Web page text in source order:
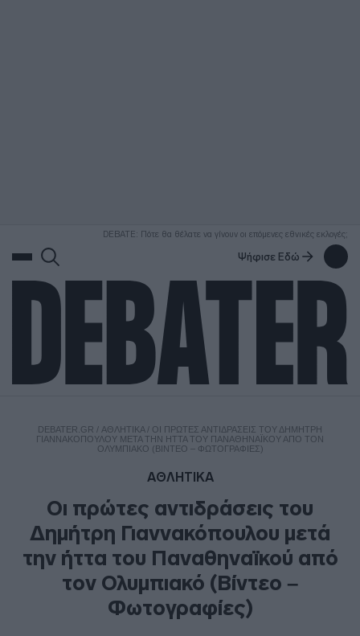
DEBATE: Πότε θα θέλατε να γίνουν οι επόμενες εθνικές εκλογές;
Ψήφισε Εδώ
DEBATER.GR / ΑΘΛΗΤΙΚΑ/ ΟΙ ΠΡΏΤΕΣ ΑΝΤΙΔΡΆΣΕΙΣ ΤΟΥ ΔΗΜΉΤΡΗ
ΓΙΑΝΝΑΚΌΠΟΥΛΟΥ ΜΕΤΆ ΤΗΝ ΉΤΤΑ ΤΟΥ ΠΑΝΑΘΗΝΑΪΚΟΎ ΑΠΌ ΤΟΝ
ΟΛΥΜΠΙΑΚΌ (ΒΊΝΤΕΟ – ΦΩΤΟΓΡΑΦΊΕΣ)
ΑΘΛΗΤΙΚΑ
Οι πρώτες αντιδράσεις του
Δημήτρη Γιαννακόπουλου μετά
την ήττα του Παναθηναϊκού από
τον Ολυμπιακό (Βίντεο –
Φωτογραφίες)